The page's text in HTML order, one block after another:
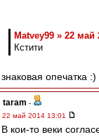
Matvey99 » 22 май
Кстити
знаковая опечатка :)
taram -
22 май 2014 13:01
В кои-то веки